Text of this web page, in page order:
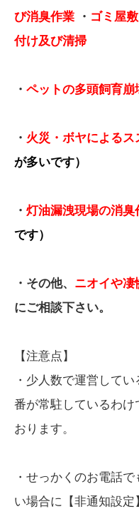
び消臭作業
・ ゴミ屋
付け及び清掃
・ ペットの多頭飼育
・ 火災・ボヤによるス
が多いです）
・ 灯油漏洩現場の消臭
です）
・その他、 ニオイや凄
にご相談下さい。
【注意点】
・少人数で運営して
番が常駐しているわ
おります。
・せっかくのお電話
い場合に【非通知設